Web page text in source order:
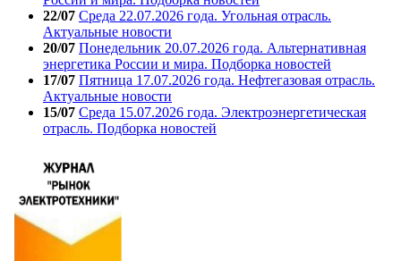
22/07 Среда 22.07.2026 года. Угольная отрасль.
Актуальные новости
20/07 Понедельник 20.07.2026 года. Альтернативная
энергетика России и мира. Подборка новостей
17/07 Пятница 17.07.2026 года. Нефтегазовая отрасль.
Актуальные новости
15/07 Среда 15.07.2026 года. Электроэнергетическая
отрасль. Подборка новостей